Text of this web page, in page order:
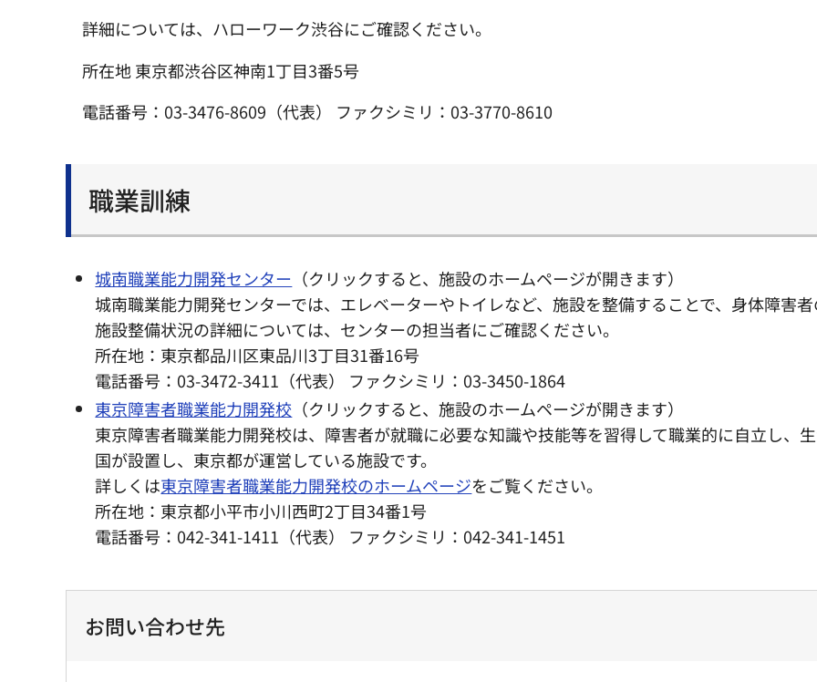
詳細については、ハローワーク渋谷にご確認ください。
所在地 東京都渋谷区神南1丁目3番5号
電話番号：03-3476-8609（代表） ファクシミリ：03-3770-8610
職業訓練
城南職業能力開発センター （クリックすると、施設のホームページが開きます）
城南職業能力開発センターでは、エレベーターやトイレなど、施設を整備することで、身体障害
施設整備状況の詳細については、センターの担当者にご確認ください。
所在地：東京都品川区東品川3丁目31番16号
電話番号：03-3472-3411（代表） ファクシミリ：03-3450-1864
東京障害者職業能力開発校 （クリックすると、施設のホームページが開きます）
東京障害者職業能力開発校は、障害者が就職に必要な知識や技能等を習得して職業的に自立し、
国が設置し、東京都が運営している施設です。
詳しくは東京障害者職業能力開発校のホームページをご覧ください。
所在地：東京都小平市小川西町2丁目34番1号
電話番号：042-341-1411（代表） ファクシミリ：042-341-1451
お問い合わせ先